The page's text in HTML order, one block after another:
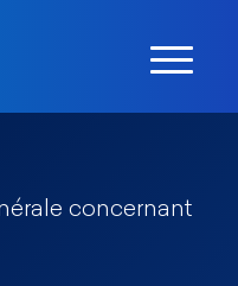
concernant